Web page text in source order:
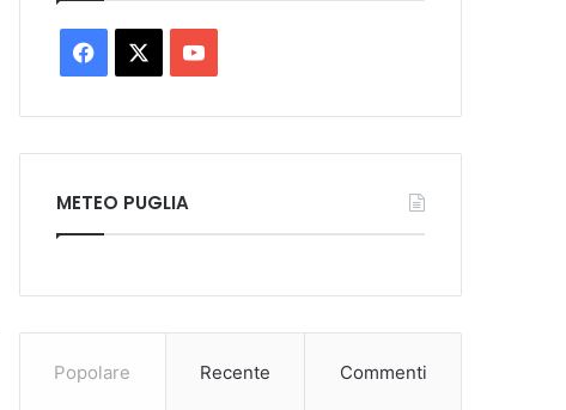
Facebook You
METEO PUGLIA
Popolare Recente Commenti